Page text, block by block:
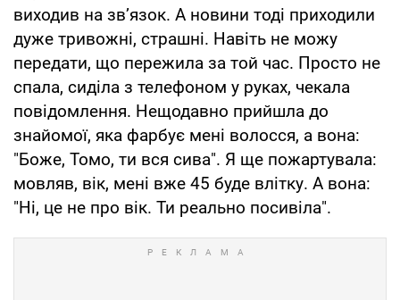
виходив на зв’язок. А новини тоді приходили
дуже тривожні, страшні. Навіть не можу
передати, що пережила за той час. Просто не
спала, сиділа з телефоном у руках, чекала
повідомлення. Нещодавно прийшла до
знайомої, яка фарбує мені волосся, а вона:
"Боже, Томо, ти вся сива". Я ще пожартувала:
мовляв, вік, мені вже 45 буде влітку. А вона:
"Ні, це не про вік. Ти реально посивіла".